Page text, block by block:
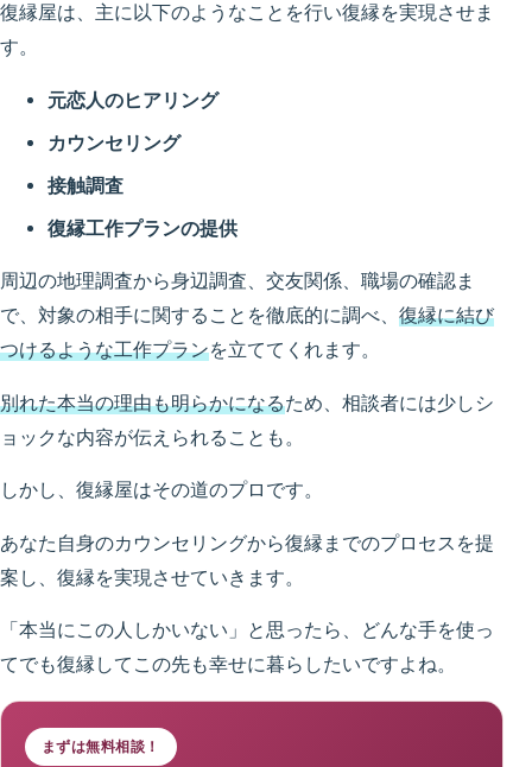
復縁屋は、主に以下のようなことを行い復縁を実現させま
す。
元恋人のヒアリング
カウンセリング
接触調査
復縁工作プランの提供
周辺の地理調査から身辺調査、交友関係、職場の確認ま
で、対象の相手に関することを徹底的に調べ、 復縁に結び
つけるような工作プランを立ててくれます。
別れた本当の理由も明らかになるため、相談者には少しシ
ョックな内容が伝えられることも。
しかし、復縁屋はその道のプロです。
あなた自身のカウンセリングから復縁までのプロセスを提
案し、復縁を実現させていきます。
「本当にこの人しかいない」と思ったら、どんな手を使っ
てでも復縁してこの先も幸せに暮らしたいですよね。
まずは無料相談！